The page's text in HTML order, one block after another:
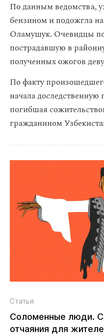
По данным ведомства,
бензином и подожгла
Оламушук. Очевидцы
пострадавшую в
полученных ожогов
По факту
начала
погибшая
гражданином
Статья
Соломенные люди.
отчаяния для